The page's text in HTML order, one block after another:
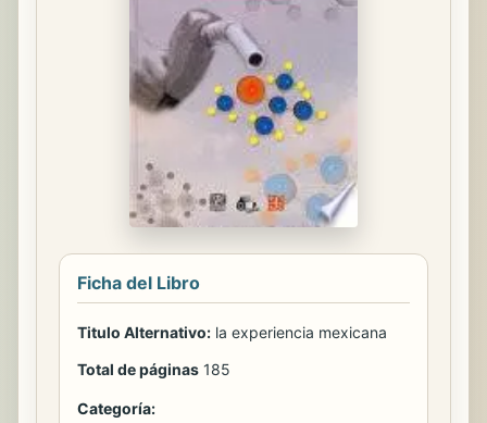
Ficha del Libro
Titulo Alternativo: la experiencia mexicana
Total de páginas 185
Categoría: